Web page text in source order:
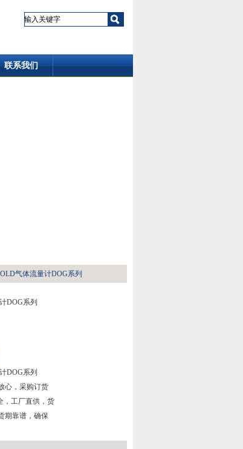
联系我们
气体流量计DOG系列
DOG系列
DOG系列
心，采购订货
，工厂直供，货
期靠谱，确保